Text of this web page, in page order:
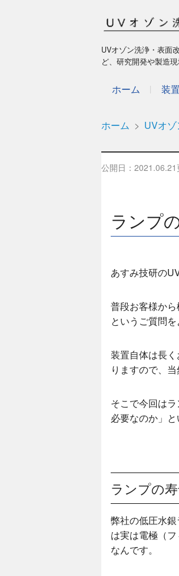
UVオゾン洗浄・表面
ど、研究開発や製造
ホーム 装
ホーム UVオ
公開日： 2021.06.21
ランプ
あすみ技研の
普段お客様か
というご質問を
装置自体は長
りますので、
そこで今回は
必要なのか」
ランプの
弊社の低圧水
は実は電極（
なんです。